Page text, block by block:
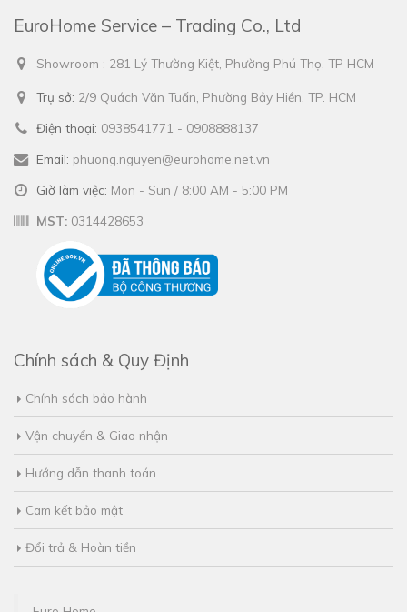
EuroHome Service – Trading Co., Ltd
Showroom : 281 Lý Thường Kiệt, Phường Phú Thọ, TP HCM
Trụ sở: 2/9 Quách Văn Tuấn, Phường Bảy Hiền, TP. HCM
Điện thoại: 0938541771 - 0908888137
Email: phuong.nguyen@eurohome.net.vn
Giờ làm việc: Mon - Sun / 8:00 AM - 5:00 PM
MST: 0314428653
Chính sách & Quy Định
Chính sách bảo hành
Vận chuyển & Giao nhận
Hướng dẫn thanh toán
Cam kết bảo mật
Đổi trả & Hoàn tiền